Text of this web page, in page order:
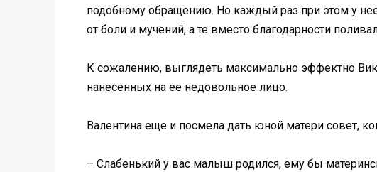
подобному обращению. Но каждый раз при этом у нее
от боли и мучений, а те вместо благодарности
К сожалению, выглядеть максимально эффектно
нанесенных на ее недовольное лицо.
Валентина еще и посмела дать юной матери совет,
– Слабенький у вас малыш родился, ему бы